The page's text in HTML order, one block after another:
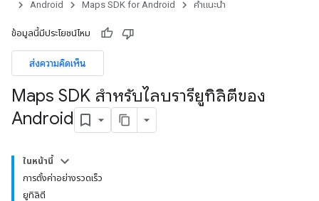
Android
Maps SDK for Android คำแนะนำ
ข้อมูลนี้มีประโยชน์ไหม
ส่งความคิดเห็น
Maps SDK สําหรับไลบรารียูทิลิตีของ
Android
ในหน้านี้
การตั้งค่าอย่างรวดเร็ว
ยูทิลิตี